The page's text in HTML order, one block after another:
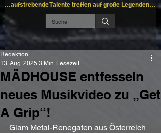
…aufstrebende Talente treffen auf große Legenden…
MÄDHOUSE entfesseln
neues Musikvideo zu „Get
A Grip“!
Redaktion
13. Aug. 2025 3 Min. Lesezeit
Glam Metal-Renegaten aus Österreich